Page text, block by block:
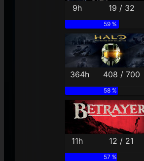
9h 19 / 32
59 %
364h 408 / 700
58 %
11h 12 / 21
57 %